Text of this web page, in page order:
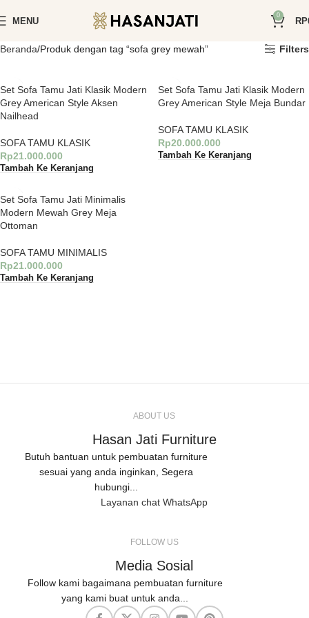
MENU
0
RP
Beranda Produk dengan tag “sofa grey mewah” Filters
Set Sofa Tamu Jati Klasik Modern
Grey American Style Aksen
Nailhead
SOFA TAMU KLASIK
Rp21.000.000
Tambah Ke Keranjang
Set Sofa Tamu Jati Klasik Modern
Grey American Style Meja Bundar
SOFA TAMU KLASIK
Rp20.000.000
Tambah Ke Keranjang
Set Sofa Tamu Jati Minimalis
Modern Mewah Grey Meja
Ottoman
SOFA TAMU MINIMALIS
Rp21.000.000
Tambah Ke Keranjang
ABOUT US
Hasan Jati Furniture
Butuh bantuan untuk pembuatan furniture
sesuai yang anda inginkan, Segera
hubungi...
Layanan chat WhatsApp
FOLLOW US
Media Sosial
Follow kami bagaimana pembuatan furniture
yang kami buat untuk anda...